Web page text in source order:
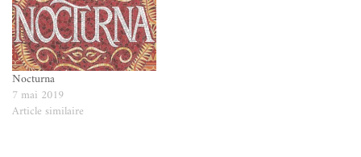
Nocturna
7 mai 2019
Article similaire